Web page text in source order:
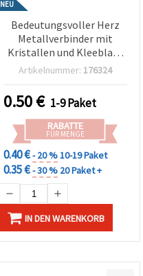
NEU
Bedeutungsvoller Herz
Metallverbinder mit
Kristallen und Kleeblatt
in Silberfarbe, 22x15x2
Artikelnummer: 176324
0.50€ 1-9 Paket
RABATTE
FÜR MENGE
0.40 €- 20 %10-19 Paket
0.35 €- 30 % 20 Paket +
IN DEN WARENKORB